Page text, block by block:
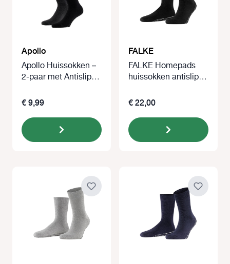
Apollo
Apollo Huissokken –
2-paar met Antislip
€ 9,99
FALKE
FALKE Homepads
huissokken antislip
€ 22,00